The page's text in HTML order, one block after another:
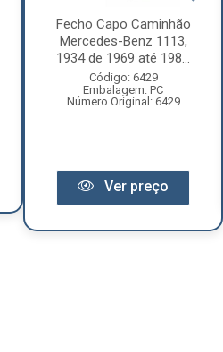
Fecho Capo Caminhão
Mercedes-Benz 1113,
1934 de 1969 até 198...
Código: 6429
Embalagem: PC
Número Original: 6429
Ver preço